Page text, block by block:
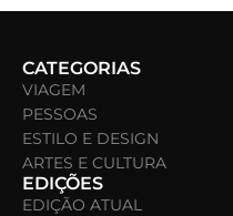
CATEGORIAS
VIAGEM
PESSOAS
ESTILO E DESIGN
ARTES E CULTURA
EDIÇÕES
EDIÇÃO ATUAL